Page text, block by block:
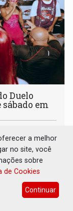
Duelo
sábado em
no Duelo
vez na
a melhor
no site, você
sobre
de Cookies
Continuar